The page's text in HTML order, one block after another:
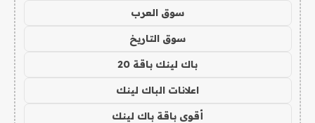
سوق العرب
سوق التاريخ
باك لينك باقة 20
اعلانات الباك لينك
أقوى باقة باك لينك